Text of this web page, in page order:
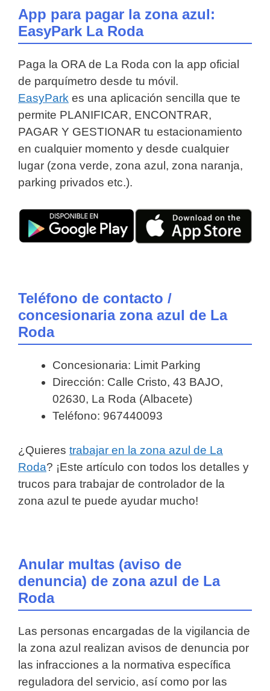
App para pagar la zona azul:
EasyPark La Roda
Paga la ORA de La Roda con la app oficial
de parquímetro desde tu móvil.
EasyPark es una aplicación sencilla que te
permite PLANIFICAR, ENCONTRAR,
PAGAR Y GESTIONAR tu estacionamiento
en cualquier momento y desde cualquier
lugar (zona verde, zona azul, zona naranja,
parking privados etc.).
Teléfono de contacto /
concesionaria zona azul de La
Roda
Concesionaria: Limit Parking
Dirección: Calle Cristo, 43 BAJO,
02630, La Roda (Albacete)
Teléfono: 967440093
¿Quieres trabajar en la zona azul de La
Roda? ¡Este artículo con todos los detalles y
trucos para trabajar de controlador de la
zona azul te puede ayudar mucho!
Anular multas (aviso de
denuncia) de zona azul de La
Roda
Las personas encargadas de la vigilancia de
la zona azul realizan avisos de denuncia por
las infracciones a la normativa específica
reguladora del servicio, así como por las